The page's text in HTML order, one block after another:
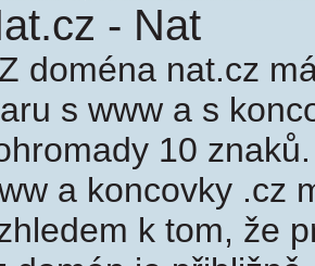
- Nat
doména nat.cz
s www a s
10
a koncovky .cz
k tom, že